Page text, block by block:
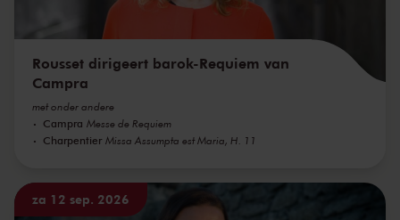
Rousset dirigeert barok-Requiem van
Campra
met onder andere
Campra Messe de Requiem
Charpentier Missa Assumpta est Maria, H. 11
za 12 sep. 2026